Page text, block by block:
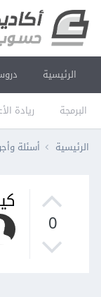
الرئيسية
البرمجة ريادة
الرئيسية أسئلة
0